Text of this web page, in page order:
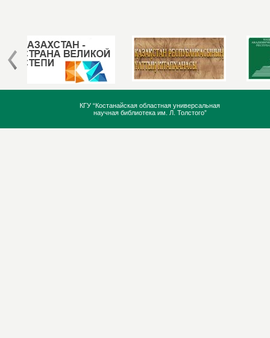
КГУ “Костанайская областная универсальная
научная библиотека им. Л. Толстого”